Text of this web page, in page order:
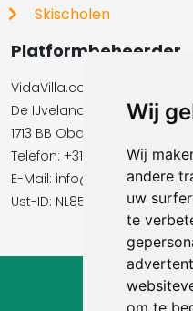
Wij
Wij
andere
uw
te
om te
Skischolen
Platformbeheerder
VidaVilla.com BV
De IJvelandssloot 20
1713 BB Obdam
Telefon: +31854016545
E-Mail:​​​​ info@vidavilla.com
Ust-ID: NL855781919B01
© 2026